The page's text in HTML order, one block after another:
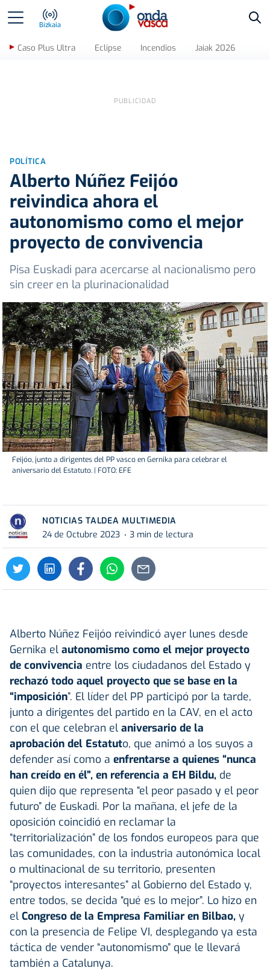
Bizkaia
Caso Plus Ultra Eclipse Incendios Jaiak 2026
POLÍTICA
Alberto Núñez Feijóo
reivindica ahora el
autonomismo como el mejor
proyecto de convivencia
Pisa Euskadi para acercarse al nacionalismo pero
sin creer en la plurinacionalidad
Feijóo, junto a dirigentes del PP vasco en Gernika para celebrar el
aniversario del Estatuto. | FOTO: EFE
NOTICIAS TALDEA MULTIMEDIA
24 de Octubre 2023
3 min de lectura
Alberto Núñez Feijóo reivindicó ayer lunes desde
Gernika el autonomismo como el mejor proyecto
de convivencia entre los ciudadanos del Estado y
rechazó todo aquel proyecto que se base en la
“imposición”. El líder del PP participó por la tarde,
junto a dirigentes del partido en la CAV, en el acto
con el que celebran el aniversario de la
aprobación del Estatuto, que animó a los suyos a
defender así como a enfrentarse a quienes “nunca
han creído en él”, en referencia a EH Bildu, de
quien dijo que representa “el peor pasado y el peor
futuro” de Euskadi. Por la mañana, el jefe de la
oposición coincidió en reclamar la
“territorialización” de los fondos europeos para que
las comunidades, con la industria autonómica local
o multinacional de su territorio, presenten
“proyectos interesantes” al Gobierno del Estado y,
entre todos, se decida “qué es lo mejor”. Lo hizo en
el Congreso de la Empresa Familiar en Bilbao, y
con la presencia de Felipe VI, desplegando ya esta
táctica de vender “autonomismo” que le llevará
también a Catalunya.